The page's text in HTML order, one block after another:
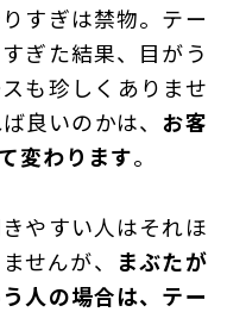
すぎは禁物。テー
ぎた結果、目がう
も珍しくありませ
良いのかは、 お客
変わります。
やすい人はそれほ
せんが、
まぶたが
人の場合は、テー